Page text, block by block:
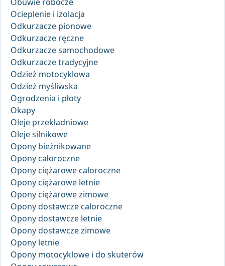
Ocieplenie i izolacja
Odkurzacze pionowe
Odkurzacze ręczne
Odkurzacze samochodowe
Odkurzacze tradycyjne
Odzież motocyklowa
Odzież myśliwska
Ogrodzenia i płoty
Okapy
Oleje przekładniowe
Oleje silnikowe
Opony bieżnikowane
Opony całoroczne
Opony ciężarowe całoroczne
Opony ciężarowe letnie
Opony ciężarowe zimowe
Opony dostawcze całoroczne
Opony dostawcze letnie
Opony dostawcze zimowe
Opony letnie
Opony motocyklowe i do skuterów